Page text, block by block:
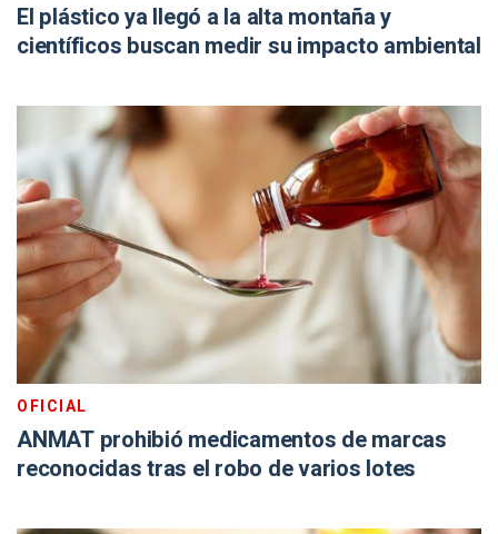
El plástico ya llegó a la alta montaña y
científicos buscan medir su impacto ambiental
OFICIAL
ANMAT prohibió medicamentos de marcas
reconocidas tras el robo de varios lotes